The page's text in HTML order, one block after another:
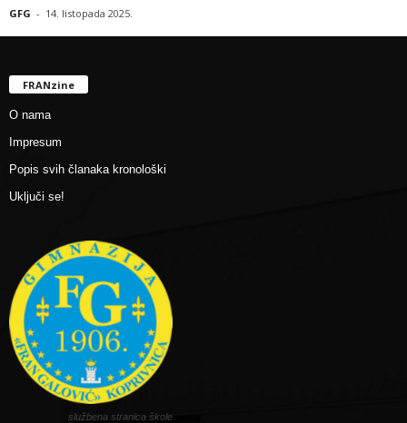
GFG - 14. listopada 2025.
FRANzine
O nama
Impresum
Popis svih članaka kronološki
Uključi se!
službena stranica škole